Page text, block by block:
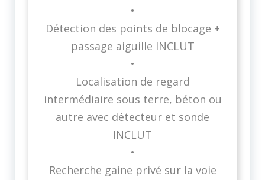
•
Détection des points de blocage +
passage aiguille INCLUT
•
Localisation de regard
intermédiaire sous terre, béton ou
autre avec détecteur et sonde
INCLUT
•
Recherche gaine privé sur la voie